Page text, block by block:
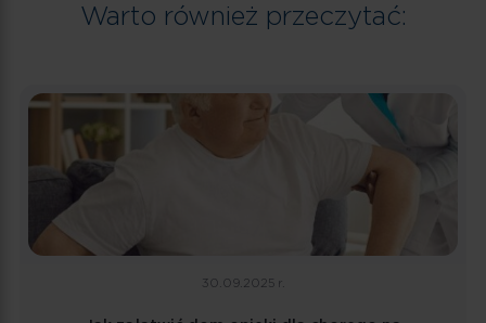
Warto również przeczytać:
30.09.2025 r.